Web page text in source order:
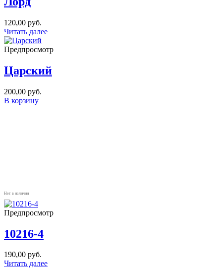
120,00 руб.
Читать далее
Предпросмотр
Царский
200,00 руб.
В корзину
Нет в наличии
Предпросмотр
10216-4
190,00 руб.
Читать далее